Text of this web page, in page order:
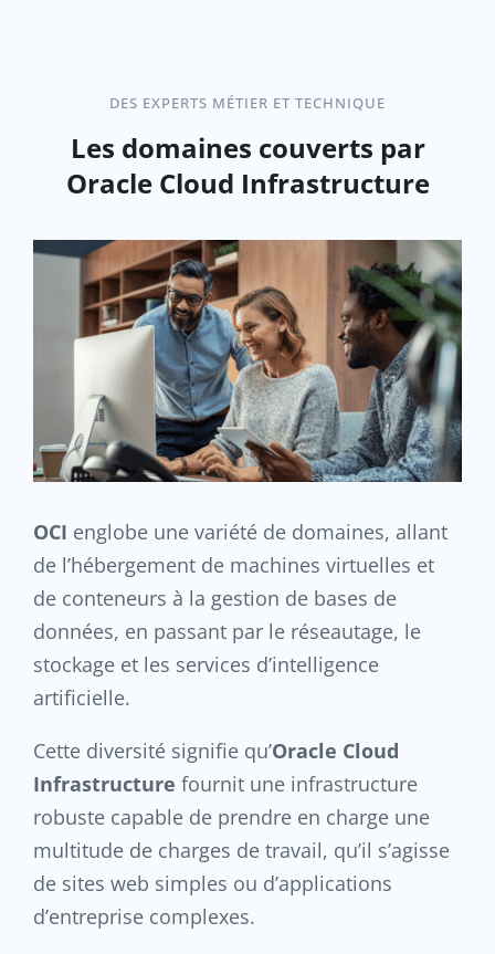
DES EXPERTS MÉTIER ET TECHNIQUE
Les domaines couverts par
Oracle Cloud Infrastructure
OCI englobe une variété de domaines, allant
de l’hébergement de machines virtuelles et
de conteneurs à la gestion de bases de
données, en passant par le réseautage, le
stockage et les services d’intelligence
artificielle.
Cette diversité signifie qu’Oracle Cloud
Infrastructure fournit une infrastructure
robuste capable de prendre en charge une
multitude de charges de travail, qu’il s’agisse
de sites web simples ou d’applications
d’entreprise complexes.